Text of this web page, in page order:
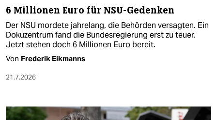
6 Millionen Euro für NSU-Gedenken
Der NSU mordete jahrelang, die Behörden versagten. Ein
Dokuzentrum fand die Bundesregierung erst zu teuer.
Jetzt stehen doch 6 Millionen Euro bereit.
Von Frederik Eikmanns
21.7.2026